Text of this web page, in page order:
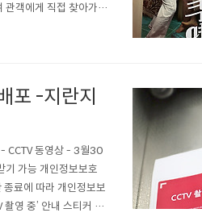
관객에게 직접 찾아가는
내 공무원과 주민을 대
포 -지란지
CCTV 동영상 - 3월30
기 가능 개인정보보호
료에 따라 개인정보보
촬영 중’ 안내 스티커 5